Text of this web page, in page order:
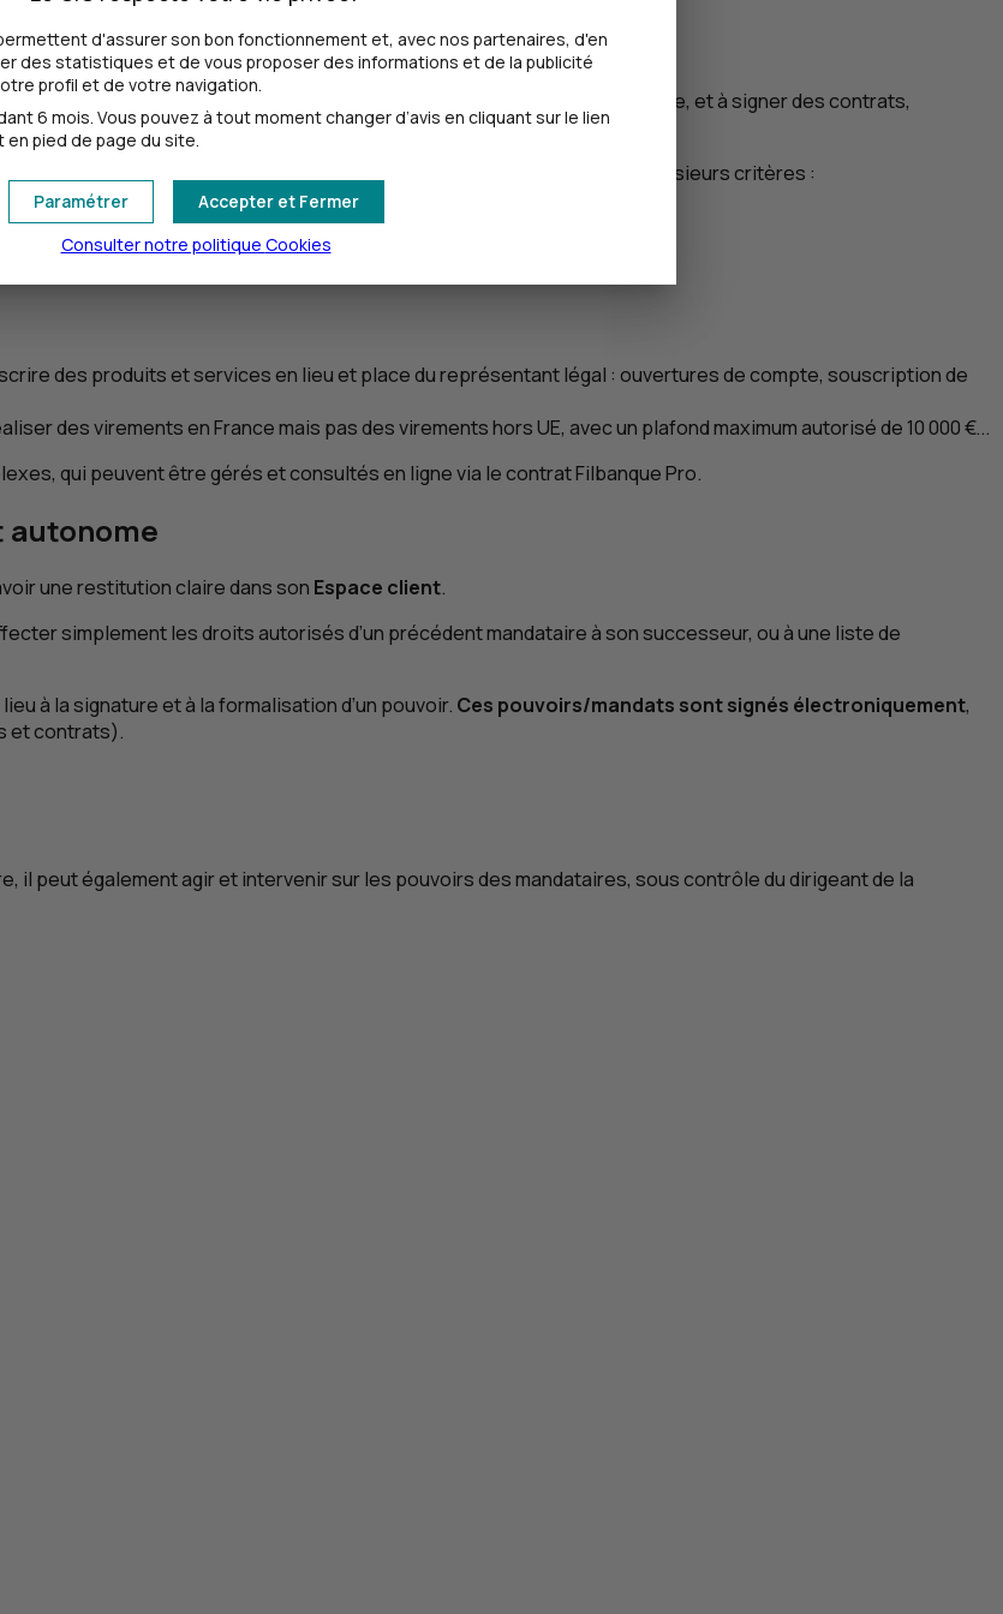
sont autorisés à souscrire des produits au nom de la personne morale, et à signer des contrats,
quels salariés sont autorisés à gérer et/ou à consulter les comptes.
possible, le cas échéant, de limiter les pouvoirs des mandataires selon plusieurs critères :
interdites/autorisées,
conjointes.
des produits et services en lieu et place du représentant légal : ouvertures de compte, souscription de
des virements en France mais pas des virements horsUE, avec un plafond maximum autorisé de 10 000 €...
qui peuvent être gérés et consultés en ligne via le contrat Filbanque Pro.
autonome
une restitution claire dans son Espace client.
simplement les droits autorisés d’un précédent mandataire à son successeur, ou à une liste de
à la signature et à la formalisation d’un pouvoir. Ces pouvoirs/mandats sont signés électroniquement,
et contrats).
il peut également agir et intervenir sur les pouvoirs des mandataires, sous contrôle du dirigeant de la
d'assurer son bon fonctionnement et, avec nos partenaires, d'en
des statistiques et de vous proposer des informations et de la publicité
profil et de votre navigation.
6 mois. Vous pouvez à tout moment changer d’avis en cliquant sur le lien
pied de page du site.
Accepter et Fermer
Paramétrer
Consulter notre politique Cookies